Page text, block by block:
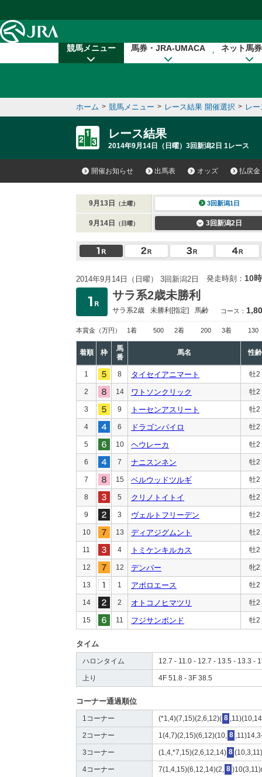
競馬メニュー 馬券・JRA-UMACA ネット馬
ホーム > 競馬メニュー > レース結果 開催選択 > レ
レース結果
2014年9月14日（日曜）3回新潟2日 1レース
開催お知らせ 出馬表 オッズ 払戻金
9月13日 （土曜） 3回新潟1日
9月14日 （日曜） 3回新潟2日
2014年9月14日（日曜） 3回新潟2日 発走時刻： 10
サラ系2歳未勝利
サラ系2歳 未勝利[指定] 馬齢 コース：
本賞金 （万円） 1着 500 2着 200 3着 130
着順 枠
馬
番
馬名 性齢
1 8 タイセイアニマート 牡2
2 14 ワトソンクリック 牡2
3 9 トーセンアスリート 牡2
4 6 ドラゴンパイロ 牡2
5 10 ヘウレーカ 牡2
6 7 ナニスンネン 牡2
7 15 ベルウッドツルギ 牡2
8 5 クリノトイトイ 牡2
9 3 ヴェルトフリーデン 牡2
10 13 ディアジグムント 牡2
11 4 トミケンキルカス 牡2
12 12 デンバー 牝2
13 1 アポロエース 牡2
14 2 オトコノヒマツリ 牡2
15 11 フジサンボンド 牡2
タイム
ハロンタイム 12.7 - 11.0 - 12.7 - 13.5 - 13.3 -
上り 4F 51.8 - 3F 38.5
コーナー通過順位
1コーナー (*1,4)(7,15)(2,6,12)( 8
2コーナー 1(4,7)(2,15)(6,12)(10, 8
3コーナー (1,4,*7,15)(2,6,12,14) 8
4コーナー 7(1,4,15)(6,12,14)(2, 8